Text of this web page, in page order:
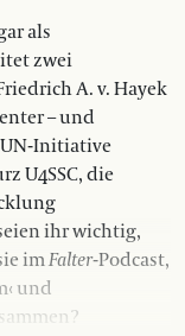
als
zwei
A. v. Hayek
– und
UN-Initiative
U4SSC, die
ihr wichtig,
imFalter-Podcast,
und